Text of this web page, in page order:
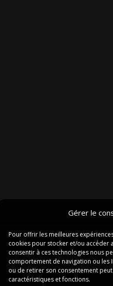
Gérer le
Pour offrir les meilleures
cookies pour stocker et/ou accéder
consentir à ces technologies nous
comportement de navigation ou les
ou de retirer son consentement
caractéristiques et fonctions.
POLITIQUE
CONDITIONS